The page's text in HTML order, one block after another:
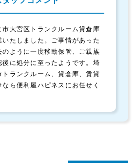
市大宮区トランクルーム貸倉庫
たしました。ご事情があった
のように一度移動保管、ご親族
後に処分に至ったようです。埼
トランクルーム、貸倉庫、賃貸
ら便利屋ハピネスにお任せく